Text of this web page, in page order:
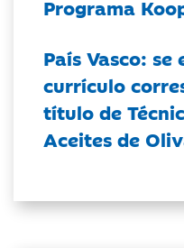
Programa
País Vasco: se
currículo
título de
Aceites de